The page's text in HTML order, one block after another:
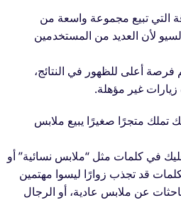
التي تبيع مجموعة واسعة من
لأن العديد من المستخدمين
فرصة أعلى للظهور في النتائج،
غير مؤهلة.
تملك متجرًا صغيرًا يبيع ملابس
في كلمات مثل “ملابس نسائية” أو
قد تجذب زوارًا ليسوا مهتمين
عن ملابس عادية، أو الرجال